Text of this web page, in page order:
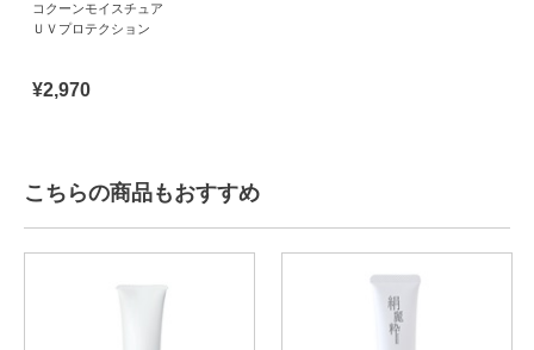
コクーンモイスチュア
ＵＶプロテクション
¥2,970
こちらの商品もおすすめ